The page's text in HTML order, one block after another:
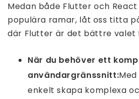
Medan både Flutter och
populära ramar, låt oss titta
där Flutter är det bättre valet
När du behöver ett
användargränssnitt:
enkelt skapa komplexa